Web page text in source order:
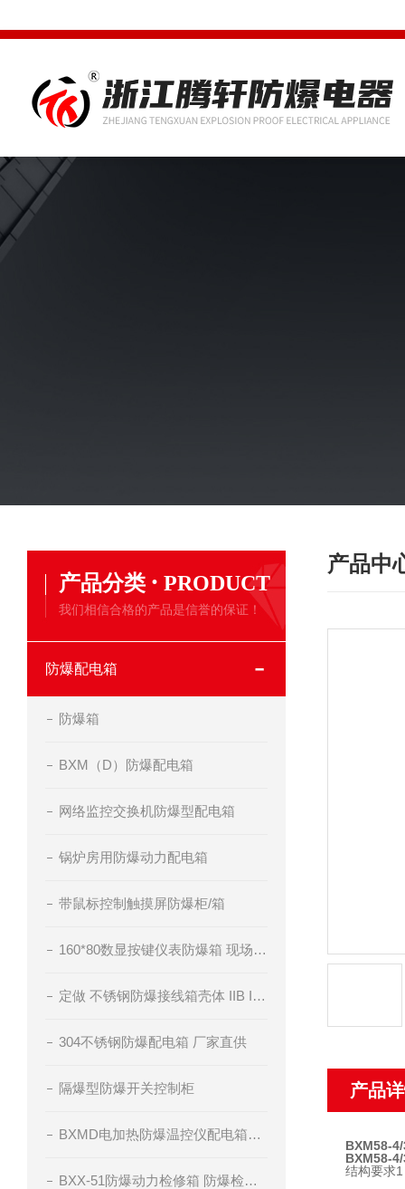
产品分类 · PRODUCT
我们相信合格的产品是信誉的保证！
防爆配电箱
防爆箱
BXM（D）防爆配电箱
网络监控交换机防爆型配电箱
锅炉房用防爆动力配电箱
带鼠标控制触摸屏防爆柜/箱
160*80数显按键仪表防爆箱 现场仪表防爆控制箱
定做 不锈钢防爆接线箱壳体 IIB IIC级
304不锈钢防爆配电箱 厂家直供
隔爆型防爆开关控制柜
BXMD电加热防爆温控仪配电箱订做
BXX-51防爆动力检修箱 防爆检修插座箱
产品中
产品
BXM58-
BXM58-
结构要求